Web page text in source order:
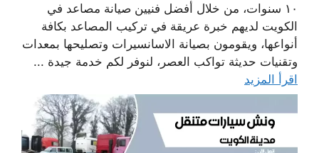
١٠ سنوات، من خلال أفضل فنيين صيانة مصاعد في
الكويت لديهم خبرة عريقة في تركيب المصاعد بكافة
أنواعها، ويقومون بصيانة الاسانسيرات وتصليحها بمعدات
وتقنيات حديثة تواكب العصر، لنوفر لكم خدمة جيدة ...
اقرأ المزيد